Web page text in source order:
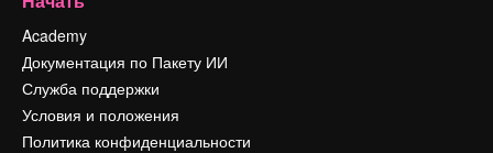
Academy
Документация по Пакету ИИ
Служба поддержки
Условия и положения
Политика конфиденциальности